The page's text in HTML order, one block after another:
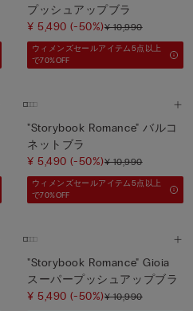
プッシュアップブラ
¥ 5,490(-50%)¥ 10,990
ウィメンズセールアイテム5点以上
で70%OFF
"Storybook Romance" バルコ
ネットブラ
¥ 5,490(-50%)¥ 10,990
ウィメンズセールアイテム5点以上
で70%OFF
"Storybook Romance" Gioia
スーパープッシュアップブラ
¥ 5,490(-50%)¥ 10,990